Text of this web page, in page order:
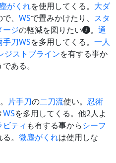
がくれを使用してくる。 大ダ
、 WSで畳みかけたり、 スタ
ージの軽減を図りたい 。 通
手刀WSを多用してくる。 一人
ジストブラインを有する事か
ある。
片手刀の二刀流使い。 忍術
WSを多用してくる。他2人よ
ビティ も有する事からシーフ
。 微塵がくれは使用しな